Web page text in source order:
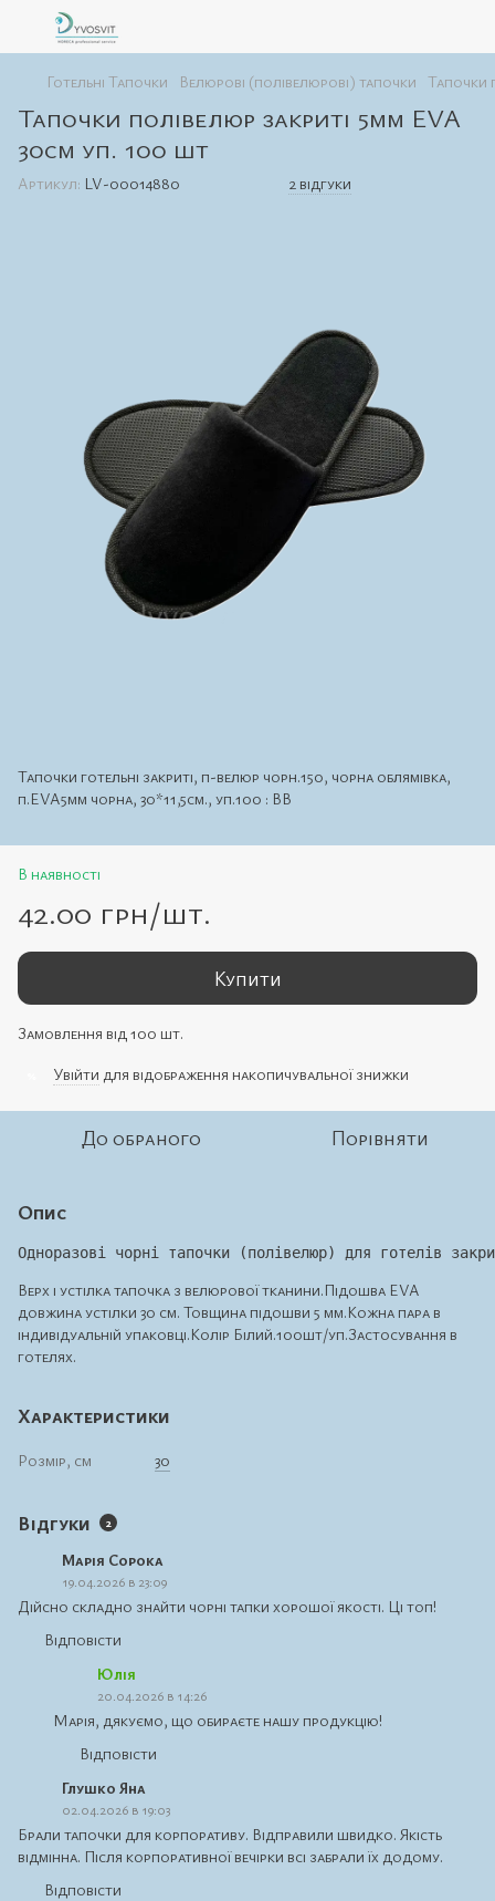
Готельні Тапочки Велюрові (полівелюрові) тапочки Тапочки
Тапочки полівелюр закриті 5мм EVA
30см уп. 100 шт
Артикул: LV-00014880 2 відгуки
Тапочки готельні закриті, п-велюр чорн.150, чорна облямівка,
п.EVA5мм чорна, 30*11,5см., уп.100 : ВВ
В наявності
42.00 грн/шт.
Купити
Замовлення від 100 шт.
Увійти для відображення накопичувальної знижки
До обраного Порівняти
Опис
Верх і устілка тапочка з велюрової тканини.Підошва ЕVA
довжина устілки 30 см. Товщина підошви 5 мм.Кожна пара в
індивідуальній упаковці.Колір Білий.100шт/уп.Застосування в
готелях.
Характеристики
Розмір, см 30
Відгуки 2
Марія Сорока
19.04.2026 в 23:09
Дійсно складно знайти чорні тапки хорошої якості. Ці топ!
Відповісти
Юлія
20.04.2026 в 14:26
Марія, дякуємо, що обираєте нашу продукцію!
Відповісти
Глушко Яна
02.04.2026 в 19:03
Брали тапочки для корпоративу. Відправили швидко. Якість
відмінна. Після корпоративної вечірки всі забрали їх додому.
Відповісти